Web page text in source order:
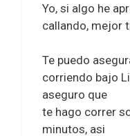
Yo, si algo he
callando, mejor
Te puedo
corriendo bajo
aseguro que
te hago correr
minutos, asi